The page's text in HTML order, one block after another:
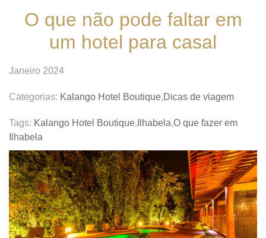
O que não pode faltar em
um hotel para casal
Janeiro 2024
Categorias: Kalango Hotel Boutique,Dicas de viagem
Tags: Kalango Hotel Boutique, Ilhabela,O que fazer em
Ilhabela